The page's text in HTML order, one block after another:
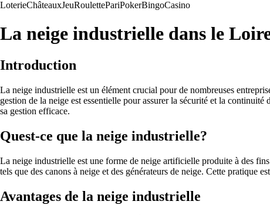
LoterieChâteauxJeuRoulettePariPokerBingoCasino
La neige industrielle dans le
Introduction
La neige industrielle est un élément crucial pour de nombreuses
gestion de la neige est essentielle pour assurer la sécurité et la
sa gestion efficace.
Quest-ce que la neige industrielle?
La neige industrielle est une forme de neige artificielle produite à des
tels que des canons à neige et des générateurs de neige. Cette pratique
Avantages de la neige industrielle